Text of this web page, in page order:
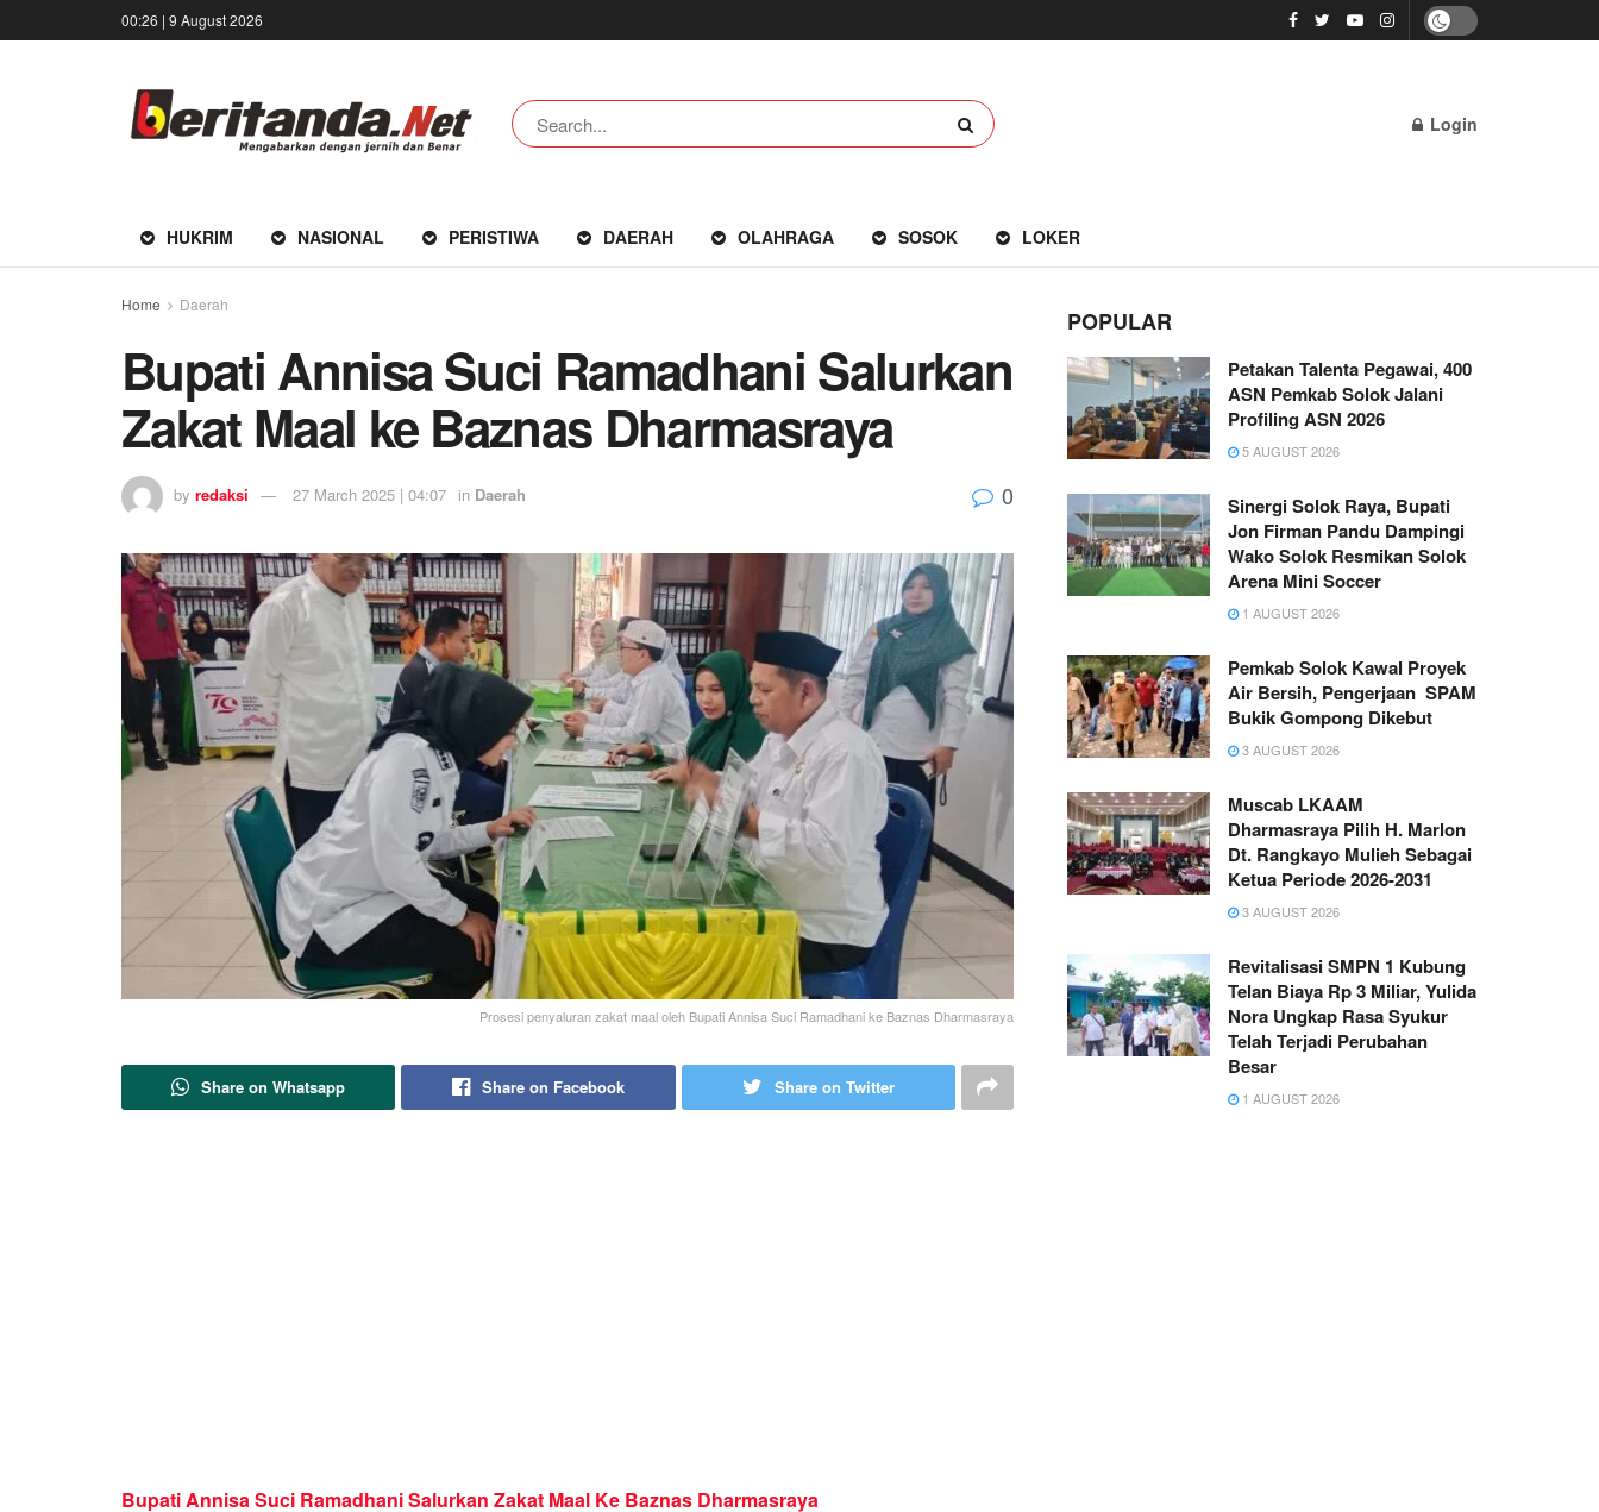
00:26 | 9 August 2026
Login
HUKRIM NASIONAL PERISTIWA DAERAH OLAHRAGA SOSOK LOKER
Home Daerah
Bupati Annisa Suci Ramadhani Salurkan
Zakat Maal ke Baznas Dharmasraya
by redaksi 27 March 2025 | 04:07 in Daerah 0
Prosesi penyaluran zakat maal oleh Bupati Annisa Suci Ramadhani ke Baznas Dharmasraya
Share on Whatsapp Share on Facebook Share on Twitter
Bupati Annisa Suci Ramadhani Salurkan Zakat Maal Ke Baznas Dharmasraya
POPULAR
Petakan Talenta Pegawai, 400
ASN Pemkab Solok Jalani
Profiling ASN 2026
5 AUGUST 2026
Sinergi Solok Raya, Bupati
Jon Firman Pandu Dampingi
Wako Solok Resmikan Solok
Arena Mini Soccer
1 AUGUST 2026
Pemkab Solok Kawal Proyek
Air Bersih, Pengerjaan SPAM
Bukik Gompong Dikebut
3 AUGUST 2026
Muscab LKAAM
Dharmasraya Pilih H. Marlon
Dt. Rangkayo Mulieh Sebagai
Ketua Periode 2026-2031
3 AUGUST 2026
Revitalisasi SMPN 1 Kubung
Telan Biaya Rp 3 Miliar, Yulida
Nora Ungkap Rasa Syukur
Telah Terjadi Perubahan
Besar
1 AUGUST 2026